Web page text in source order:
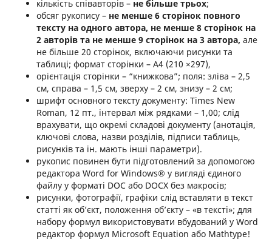
кількість співавторів – не більше трьох;
обсяг рукопису – не менше 6 сторінок повного
тексту на одного автора, не менше 8 сторінок на
2 авторів та не менше 9 сторінок на 3 автора, але
не більше 20 сторінок, включаючи рисунки та
таблиці; формат сторінки – А4 (210 ×297),
орієнтація сторінки – “книжкова”; поля: зліва – 2,5
см, справа – 1,5 см, зверху – 2 см, знизу – 2 см;
шрифт основного тексту документу: Times New
Roman, 12 пт., інтервал між рядками – 1,00; слід
врахувати, що окремі складові документу (анотація,
ключові слова, назви розділів, підписи таблиць,
рисунків та ін. мають інші параметри).
рукопис повинен бути підготовлений за допомогою
редактора Word for Windows® у вигляді єдиного
файлу у форматі DOC або DOCX без макросів;
рисунки, фотографії, графіки слід вставляти в текст
статті як об’єкт, положення об’єкту – «в тексті»; для
набору формул використовувати вбудований у Word
редактор формул Microsoft Equation або Mathtype!